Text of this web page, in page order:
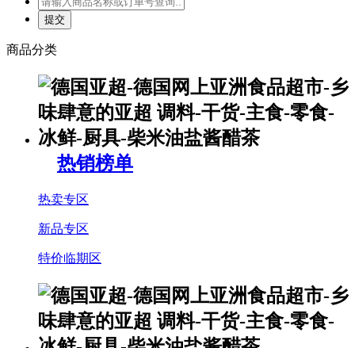
商品分类
热销榜单
热卖专区
新品专区
特价临期区